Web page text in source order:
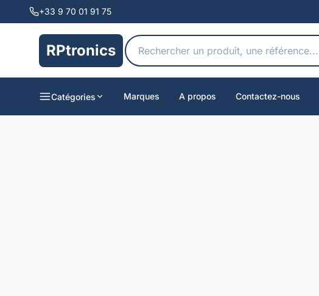
+33 9 70 01 91 75
RPtronics
Catégories Marques A propos Contactez-nous